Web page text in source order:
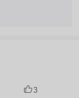
3